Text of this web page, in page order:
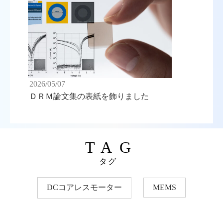
2026/05/07
ＤＲＭ論文集の表紙を飾りました
TAG
タグ
DCコアレスモーター MEMS